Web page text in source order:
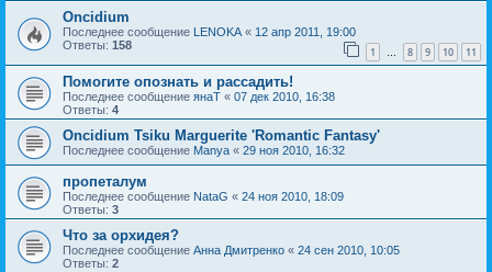
Oncidium
Последнее сообщение LENOKA « 12 апр 2011, 19:00
Ответы: 158 1 … 8 9 10 11
Помогите опознать и рассадить!
Последнее сообщение янаТ « 07 дек 2010, 16:38
Ответы: 4
Oncidium Tsiku Marguerite 'Romantic Fantasy'
Последнее сообщение Manya « 29 ноя 2010, 16:32
пропеталум
Последнее сообщение NataG « 24 ноя 2010, 18:09
Ответы: 3
Что за орхидея?
Последнее сообщение Анна Дмитренко « 24 сен 2010, 10:05
Ответы: 2